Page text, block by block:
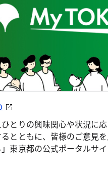
とりの興味関心や状況に
とともに、皆様のご意見
東京都の公式ポータルサイ